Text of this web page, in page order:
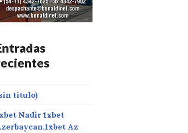
título)
Nadir 1xbet
Az